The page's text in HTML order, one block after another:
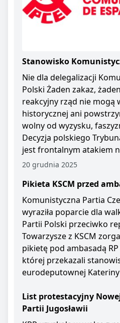
Stanowisko
Nie dla delegalizacji
Polski Żaden zakaz,
reakcyjny rząd nie mogą
historycznej ani
wolny od wyzysku,
Decyzja polskiego
jest frontalnym atakiem
20 grudnia 2025
Pikieta KSCM przed
Komunistyczna Partia
wyraziła poparcie dla
Partii Polski przeciwko
Towarzysze z KSCM
pikietę pod ambasadą
której przekazali
eurodeputownej
List protestacyjny
Partii Jugosławii